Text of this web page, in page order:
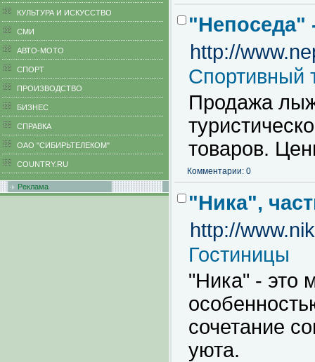
КУЛЬТУРА И ИСКУССТВО
СМИ
АВТО-МОТО
СПОРТ
ПРОИЗВОДСТВО
БИЗНЕС
CПРАВКА
ОАО "СИБИРЬТЕЛЕКОМ"
COUNTRY.RU
Реклама
"Непоседа"
http://
Спортивный
Продажа
товаров.
Комментарии: 0
"Ника",
http://
Гостиницы
"Ника" - это
сочетание
уюта.